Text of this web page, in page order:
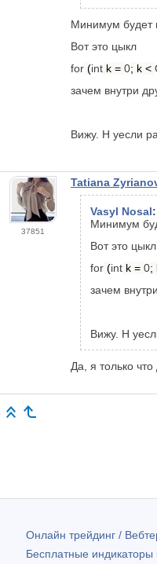
Минимум будет
Вот это цыкл
for (int k = 0; k <
зачем внутри
Вижу. Н уесли
37851
Tatiana
Vasyl Nosal:
Минимум
Вот это цыкл
for (int k = 0;
зачем
Вижу. Н
Да, я только
Онлайн трейдинг /
Бесплатные индикаторы